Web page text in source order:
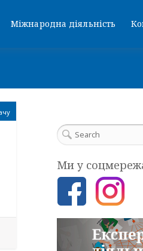
Міжнародна діяльність
Ми у